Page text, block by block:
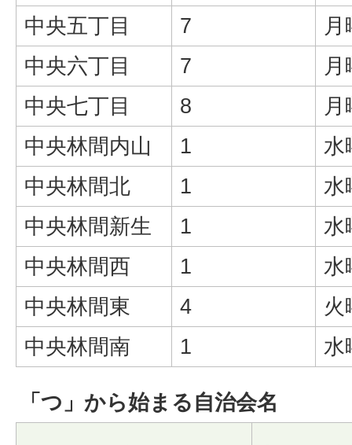
中央五丁目 7
中央六丁目
7
中央七丁目
8
中央林間内山
1
水
中央林間北
1
水
中央林間新生
1
水
中央林間西
1
水
中央林間東
4
火
中央林間南
1 水
「つ」から始まる自治会名